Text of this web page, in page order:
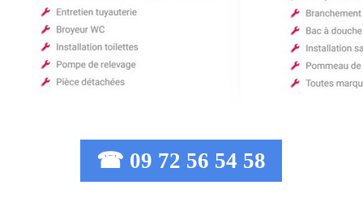
☎ 09 72 56 54 58